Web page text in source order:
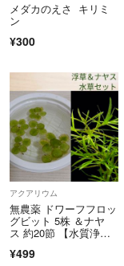
メダカのえさ キリミ
ン
¥300
アクアリウム
無農薬 ドワーフフロッ
グビット 5株 ＆ナヤ
ス 約20節 【水質浄化
¥499